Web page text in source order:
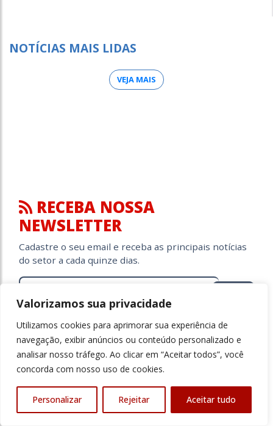
Valorizamos sua privacidade
Utilizamos cookies para aprimorar sua experiência de
navegação, exibir anúncios ou conteúdo personalizado e
analisar nosso tráfego. Ao clicar em “Aceitar todos”, você
concorda com nosso uso de cookies.
Personalizar Rejeitar Aceitar tudo
NOTÍCIAS MAIS LIDAS
VEJA MAIS
RECEBA NOSSA
NEWSLETTER
Cadastre o seu email e receba as principais notícias
do setor a cada quinze dias.
Li e Aceito os termos de Política e Privacidade da LGPD*
Ensino Superior
10 mil seguidores.
Desde outubro de 1998 faz a cobertura jornalística sobre